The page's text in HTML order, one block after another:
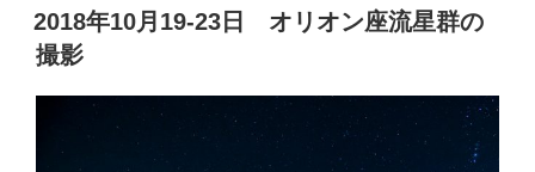
02-
07
稿
日:
2018年10月19-23日 オリオン座流星群の
撮影